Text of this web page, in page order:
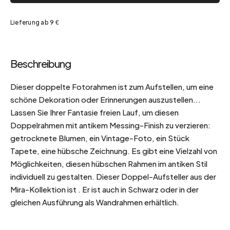
Lieferung ab 9 €
Beschreibung
Dieser doppelte Fotorahmen ist zum Aufstellen, um eine
schöne Dekoration oder Erinnerungen auszustellen...
Lassen Sie Ihrer Fantasie freien Lauf, um diesen
Doppelrahmen mit antikem Messing-Finish zu verzieren:
getrocknete Blumen, ein Vintage-Foto, ein Stück
Tapete, eine hübsche Zeichnung. Es gibt eine Vielzahl von
Möglichkeiten, diesen hübschen Rahmen im antiken Stil
individuell zu gestalten. Dieser Doppel-Aufsteller aus der
Mira-Kollektion ist . Er ist auch in Schwarz oder in der
gleichen Ausführung als Wandrahmen erhältlich.